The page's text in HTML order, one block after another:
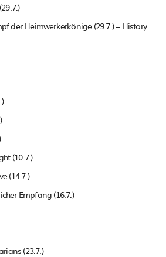
der Heimwerkerkönige (29.7.) – History
(10.7.)
(14.7.)
Empfang (16.7.)
(23.7.)